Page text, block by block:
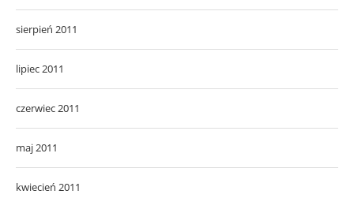
sierpień 2011
lipiec 2011
czerwiec 2011
maj 2011
kwiecień 2011